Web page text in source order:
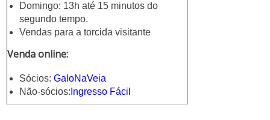
Domingo: 13h até 15 minutos do
segundo tempo.
Vendas para a torcida visitante
Venda online:
Sócios:GaloNaVeia
Não-sócios: Ingresso Fácil